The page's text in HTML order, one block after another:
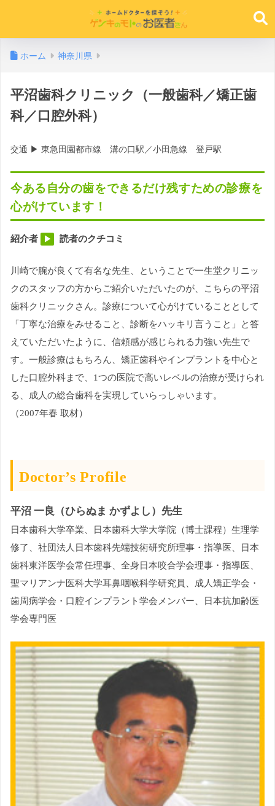
ホーム 神奈川県
平沼歯科クリニック（一般歯科／矯正歯
科／口腔外科）
交通 ▶︎ 東急田園都市線 溝の口駅／小田急線 登戸駅
今ある自分の歯をできるだけ残すための診療を
心がけています！
紹介者 ▶︎ 読者のクチコミ
川崎で腕が良くて有名な先生、ということで一生堂クリニッ
クのスタッフの方からご紹介いただいたのが、こちらの平沼
歯科クリニックさん。診療について心がけていることとして
「丁寧な治療をみせること、診断をハッキリ言うこと」と答
えていただいたように、信頼感が感じられる力強い先生で
す。一般診療はもちろん、矯正歯科やインプラントを中心と
した口腔外科まで、1つの医院で高いレベルの治療が受けられ
る、成人の総合歯科を実現していらっしゃいます。
（2007年春 取材）
Doctor’s Profile
平沼 一良（ひらぬま かずよし）先生
日本歯科大学卒業、日本歯科大学大学院（博士課程）生理学
修了、社団法人日本歯科先端技術研究所理事・指導医、日本
歯科東洋医学会常任理事、全身日本咬合学会理事・指導医、
聖マリアンナ医科大学耳鼻咽喉科学研究員、成人矯正学会・
歯周病学会・口腔インプラント学会メンバー、日本抗加齢医
学会専門医